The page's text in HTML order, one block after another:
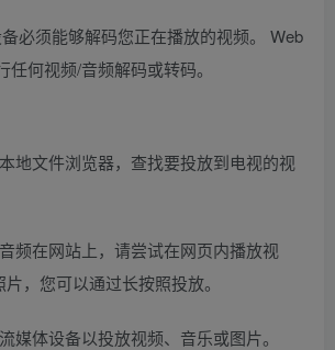
必须能够解码您正在播放的视频。 Web
任何视频/音频解码或转码。
地文件浏览器，查找要投放到电视的视
频在网站上，请尝试在网页内播放视
，您可以通过长按照投放。
媒体设备以投放视频、音乐或图片。